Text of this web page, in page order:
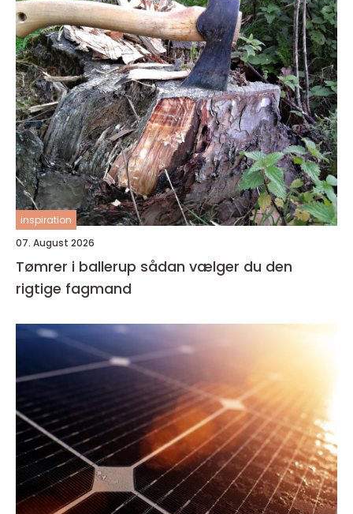
inspiration
07. August 2026
Tømrer i ballerup sådan vælger du den
rigtige fagmand